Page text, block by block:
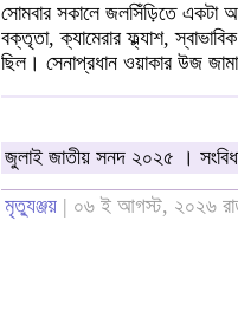
সোমবার সকালে জলসিঁড়িতে একটা
বক্তৃতা, ক্যামেরার ফ্ল্যাশ,
ছিল। সেনাপ্রধান ওয়াকার উজ
জুলাই জাতীয় সনদ ২০২৫ ।
মৃত্যুঞ্জয় | ০৬ ই আগস্ট, ২০২৬